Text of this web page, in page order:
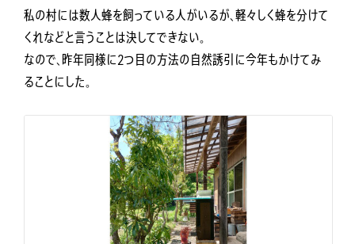
私の村には数人蜂を飼っている人がいるが、軽々しく蜂を分けて
くれなどと言うことは決してできない。
なので、昨年同様に2つ目の方法の自然誘引に今年もかけてみ
ることにした。